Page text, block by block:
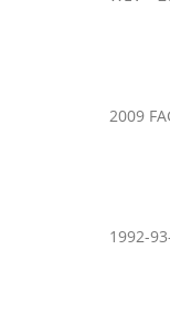
2009
1992-